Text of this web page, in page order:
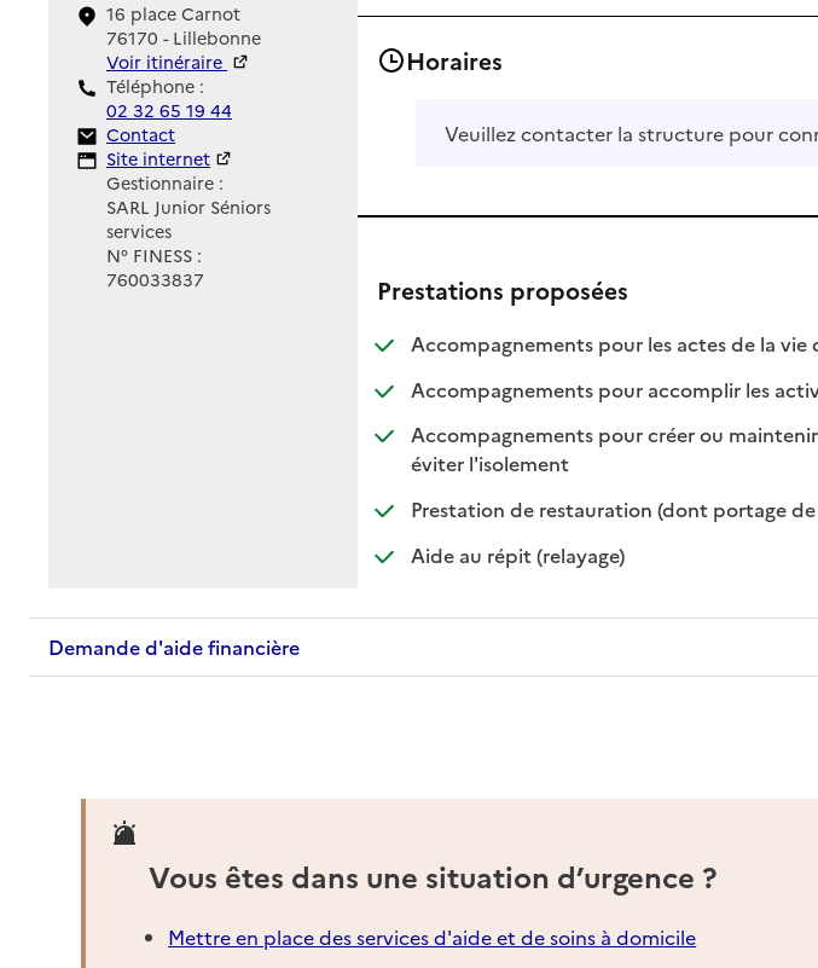
16 place Carnot
76170 - Lillebonne
Voir itinéraire
Téléphone :
02 32 65 19 44
Contact
Contact
Site Internet
Site internet
Gestionnaire :
SARL Junior Séniors
services
N° FINESS :
760033837
Horaires
Veuillez contacter la structure pour
Prestations proposées
Accompagnements pour les actes de la
Accompagnements pour accomplir les
Accompagnements pour créer ou
éviter l'isolement: disponible
: non disponible
Prestation de restauration (dont portage
Aide au répit (relayage): disponible
: non disponible
Demande d'aide financière
Vous êtes dans une situation d’urgence ?
Mettre en place des services d'aide et de soins à domicile